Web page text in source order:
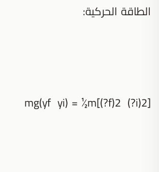
الطاقة الحركية:
mg(yf yi) = ½m[(?f)2 (?i)2]